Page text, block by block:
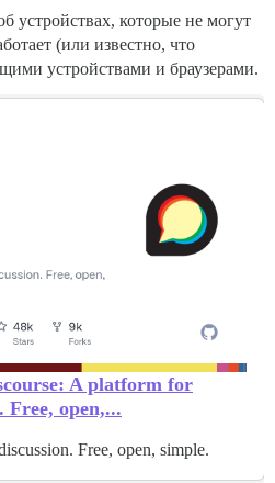
устройствах, которые не могут
(или известно, что
устройствами и браузерами.
A platform for
Free, open,...
Free, open, simple.